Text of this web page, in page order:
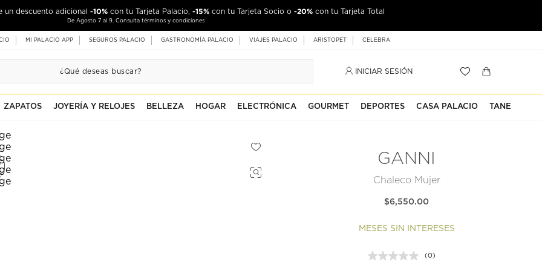
un descuento adicional -10% con tu Tarjeta Palacio, -15% con tu Tarjeta Socio o -20% con tu Tarjeta Total
De Agosto 7 al 9. Consulta términos y condiciones
MI PALACIO APP SEGUROS PALACIO GASTRONOMÍA PALACIO VIAJES PALACIO ARISTOPET CELEBRA
INICIAR SESIÓN
ZAPATOS JOYERÍA Y RELOJES BELLEZA HOGAR ELECTRÓNICA GOURMET DEPORTES CASA PALACIO TANE
GANNI
Chaleco Mujer
$6,550.00
MESES SIN INTERESES
Sin
(0)